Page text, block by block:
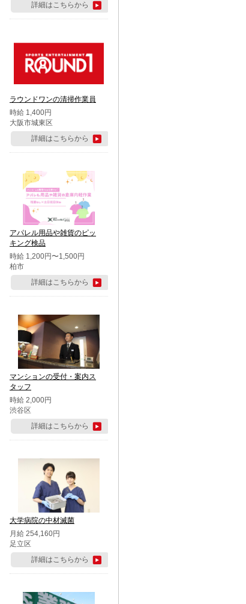
詳細はこちらから
ラウンドワンの清掃作業員
時給 1,400円
大阪市城東区
詳細はこちらから
アパレル用品や雑貨のピッ
キング検品
時給 1,200円〜1,500円
柏市
詳細はこちらから
マンションの受付・案内ス
タッフ
時給 2,000円
渋谷区
詳細はこちらから
大学病院の中材滅菌
月給 254,160円
足立区
詳細はこちらから